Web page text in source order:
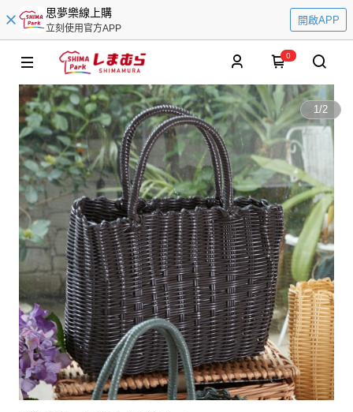
思夢樂線上購
立刻使用官方APP
開啟APP
0
1/2